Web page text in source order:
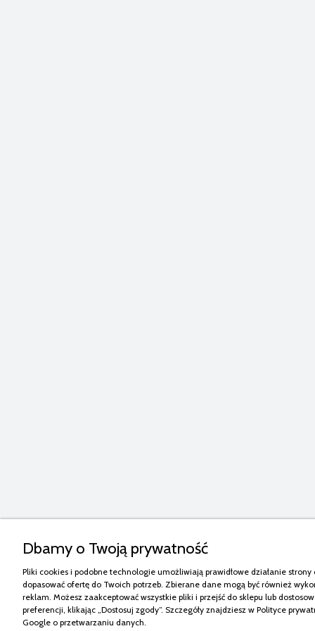
Dbamy o Twoją prywatność
Pliki cookies i podobne technologie umożliwiają prawidłowe działanie
dopasować ofertę do Twoich potrzeb. Zbierane dane mogą być również
reklam. Możesz zaakceptować wszystkie pliki i przejść do sklepu lub
preferencji, klikając „Dostosuj zgody”. Szczegóły znajdziesz w Polityce
Google o przetwarzaniu danych.